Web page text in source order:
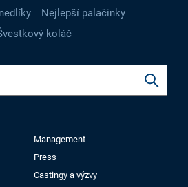
Nejlepší palačinky
koláč
Management
Press
Castingy a výzvy